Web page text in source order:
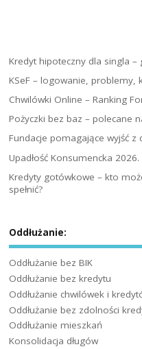
Kredyt hipoteczny dla singla –
KSeF – logowanie, problemy,
Chwilówki Online – Ranking
Pożyczki bez baz – polecane
Fundacje pomagające wyjść z
Upadłość Konsumencka
Kredyty gotówkowe – kto
spełnić?
Oddłużanie:
Oddłużanie bez BIK
Oddłużanie bez kredytu
Oddłużanie chwilówek i
Oddłużanie bez zdolności
Oddłużanie mieszkań
Konsolidacja długów